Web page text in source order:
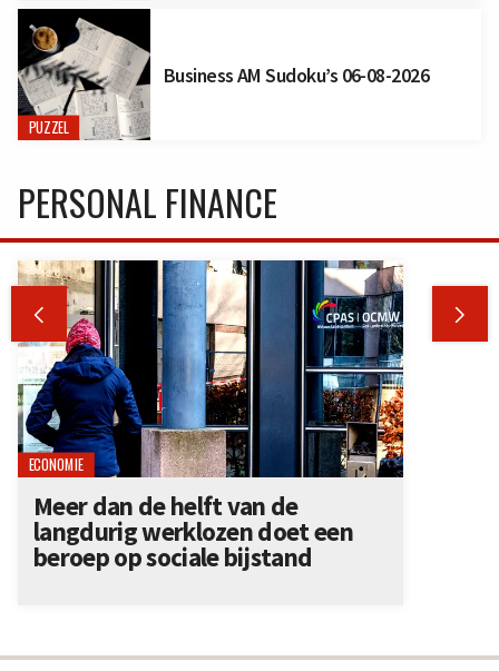
PUZZEL
Business AM Sudoku’s 06-08-2026
PERSONAL FINANCE
 
ECONOMIE
Meer dan de helft van de
langdurig werklozen doet een
beroep op sociale bijstand